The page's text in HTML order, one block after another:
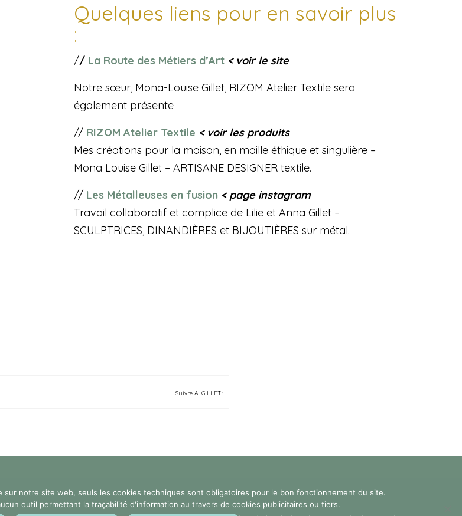
Quelques liens pour en savoir plus
:
// La Route des Métiers d’Art < voir le site
Notre sœur, Mona-Louise Gillet, RIZOM Atelier Textile sera
également présente
// RIZOM Atelier Textile < voir les produits
Mes créations pour la maison, en maille éthique et singulière –
Mona Louise Gillet – ARTISANE DESIGNER textile.
// Les Métalleuses en fusion < page instagram
Travail collaboratif et complice de Lilie et Anna Gillet –
SCULPTRICES, DINANDIÈRES et BIJOUTIÈRES sur métal.
Suivre ALGILLET:
notre site web, seuls les cookies techniques sont obligatoires pour le bon fonctionnement du site.
outil permettant la traçabilité d'information au travers de cookies publicitaires ou tiers.